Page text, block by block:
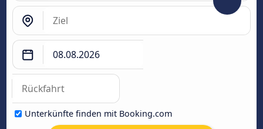
Unterkünfte finden mit Booking.com